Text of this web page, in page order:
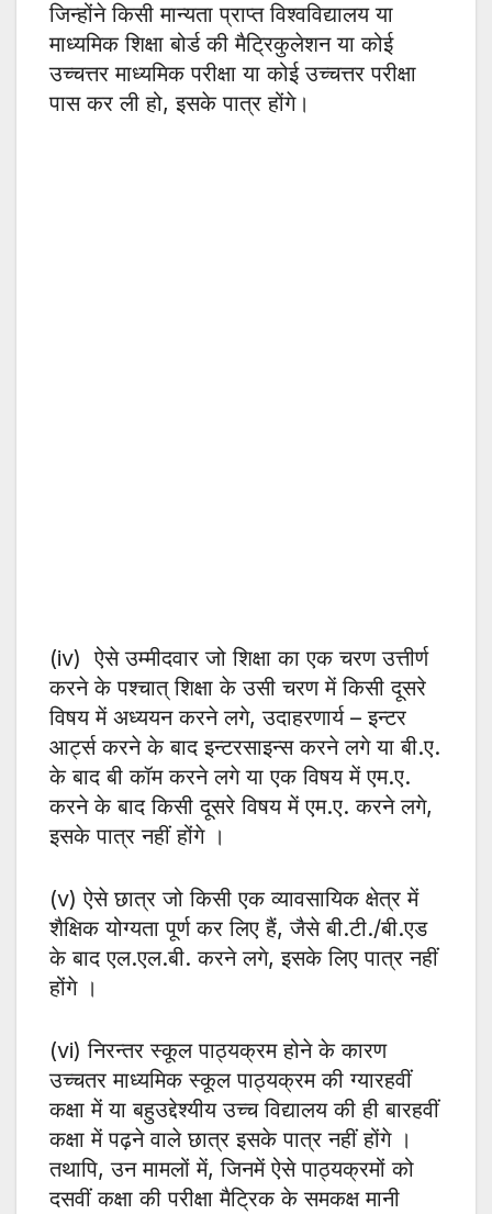
जिन्होंने किसी मान्यता प्राप्त विश्वविद्यालय या
माध्यमिक शिक्षा बोर्ड की मैट्रिकुलेशन या कोई
उच्चत्तर माध्यमिक परीक्षा या कोई उच्चत्तर परीक्षा
पास कर ली हो, इसके पात्र होंगे।
(iv) ऐसे उम्मीदवार जो शिक्षा का एक चरण उत्तीर्ण
करने के पश्चात् शिक्षा के उसी चरण में किसी दूसरे
विषय में अध्ययन करने लगे, उदाहरणार्य – इन्टर
आर्ट्स करने के बाद इन्टरसाइन्स करने लगे या बी.ए.
के बाद बी कॉम करने लगे या एक विषय में एम.ए.
करने के बाद किसी दूसरे विषय में एम.ए. करने लगे,
इसके पात्र नहीं होंगे ।
(v) ऐसे छात्र जो किसी एक व्यावसायिक क्षेत्र में
शैक्षिक योग्यता पूर्ण कर लिए हैं, जैसे बी.टी./बी.एड
के बाद एल.एल.बी. करने लगे, इसके लिए पात्र नहीं
होंगे ।
(vi) निरन्तर स्कूल पाठ्यक्रम होने के कारण
उच्चतर माध्यमिक स्कूल पाठ्यक्रम की ग्यारहवीं
कक्षा में या बहुउद्देश्यीय उच्च विद्यालय की ही बारहवीं
कक्षा में पढ़ने वाले छात्र इसके पात्र नहीं होंगे ।
तथापि, उन मामलों में, जिनमें ऐसे पाठ्यक्रमों को
दसवीं कक्षा की परीक्षा मैट्रिक के समकक्ष मानी